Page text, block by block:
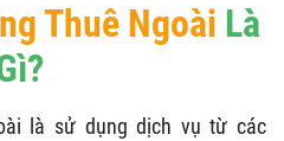
Thuê Ngoài Là
là sử dụng dịch vụ từ các